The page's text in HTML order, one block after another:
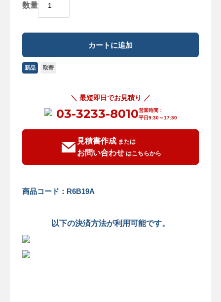
数量
新品 取寄
＼ 最短即日でお見積り ／
03-3233-8010営業時間：
平日9:30～17:30
見積書作成または
お問い合わせはこちらから
商品コード：R6B19A
以下の決済方法が利用可能です。